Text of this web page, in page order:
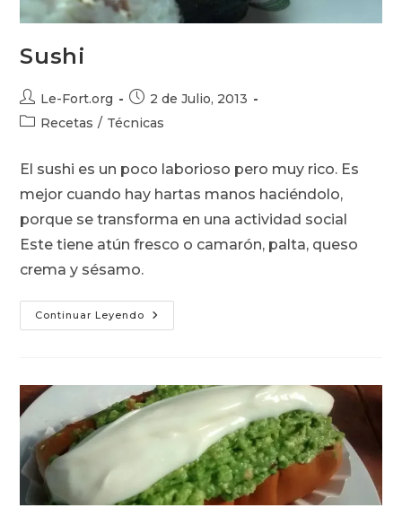
Sushi
Autor
de
Le-Fort.org
Publicación
de
2 de Julio, 2013
Categoría
entrada:
Recetas / Técnicas
El sushi es un poco laborioso pero muy rico. Es
mejor cuando hay hartas manos haciéndolo,
porque se transforma en una actividad social
Este tiene atún fresco o camarón, palta, queso
crema y sésamo.
Continuar Leyendo Sushi